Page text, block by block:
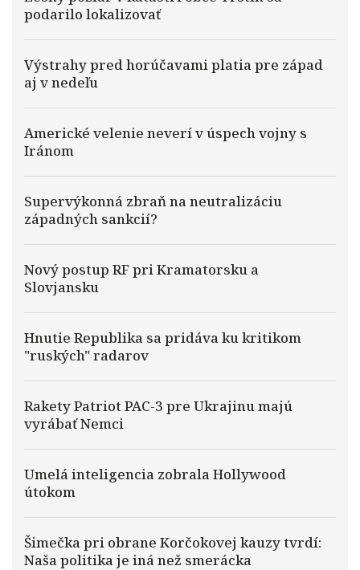
podarilo lokalizovať
Výstrahy pred horúčavami platia pre západ
aj v nedeľu
Americké velenie neverí v úspech vojny s
Iránom
Supervýkonná zbraň na neutralizáciu
západných sankcií?
Nový postup RF pri Kramatorsku a
Slovjansku
Hnutie Republika sa pridáva ku kritikom
"ruských" radarov
Rakety Patriot PAC-3 pre Ukrajinu majú
vyrábať Nemci
Umelá inteligencia zobrala Hollywood
útokom
Šimečka pri obrane Korčokovej kauzy tvrdí:
Naša politika je iná než smerácka